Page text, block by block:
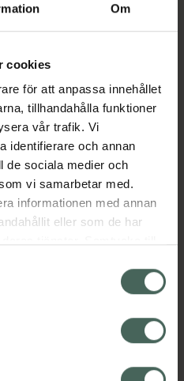
Om
cookies
för att anpassa innehållet
tillhandahålla funktioner
vår trafik. Vi
identifierare och annan
de sociala medier och
vi samarbetar med.
informationen med annan
eller som de har
samtycke påverkar inte
skett innan återkallelsen.
Dölj
innan